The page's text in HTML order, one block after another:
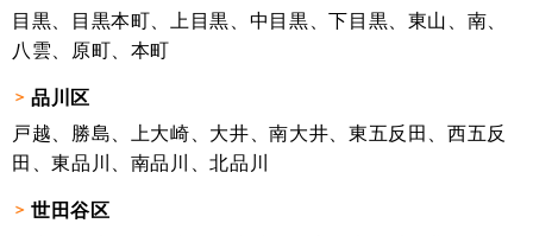
目黒、目黒本町、上目黒、中目黒、下目黒、東山、南、
八雲、原町、本町
品川区
戸越、勝島、上大崎、大井、南大井、東五反田、西五反
田、東品川、南品川、北品川
世田谷区